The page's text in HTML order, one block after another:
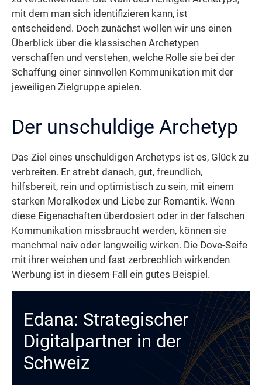
mit dem man sich identifizieren kann, ist
entscheidend. Doch zunächst wollen wir uns einen
Überblick über die klassischen Archetypen
verschaffen und verstehen, welche Rolle sie bei der
Schaffung einer sinnvollen Kommunikation mit der
jeweiligen Zielgruppe spielen.
Der unschuldige Archetyp
Das Ziel eines unschuldigen Archetyps ist es, Glück zu
verbreiten. Er strebt danach, gut, freundlich,
hilfsbereit, rein und optimistisch zu sein, mit einem
starken Moralkodex und Liebe zur Romantik. Wenn
diese Eigenschaften überdosiert oder in der falschen
Kommunikation missbraucht werden, können sie
manchmal naiv oder langweilig wirken. Die Dove-Seife
mit ihrer weichen und fast zerbrechlich wirkenden
Werbung ist in diesem Fall ein gutes Beispiel.
Edana: Strategischer
Digitalpartner in der
Schweiz